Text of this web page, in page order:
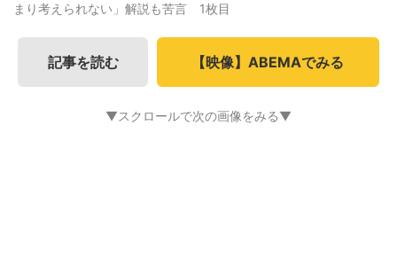
まり考えられない」解説も苦言 1枚目
記事を読む 【映像】ABEMAでみる
▼スクロールで次の画像をみる▼